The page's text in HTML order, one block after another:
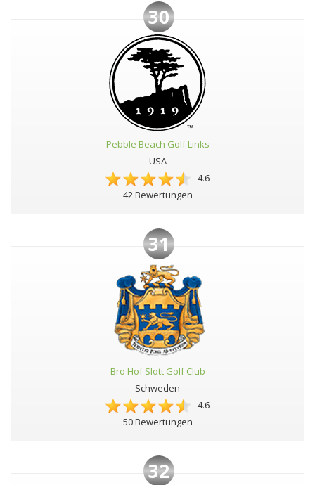
30
Pebble Beach Golf Links
USA
4.6
42 Bewertungen
31
Bro Hof Slott Golf Club
Schweden
4.6
50 Bewertungen
32